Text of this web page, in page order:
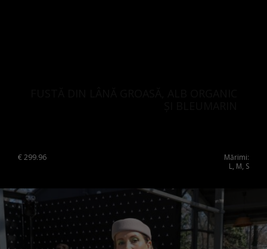
€299.96
Mărimi:
L, M, S